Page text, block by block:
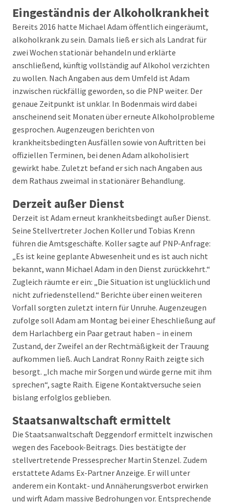
Eingeständnis der Alkoholkrankheit
Bereits 2016 hatte Michael Adam öffentlich eingeräumt,
alkoholkrank zu sein. Damals ließ er sich als Landrat für
zwei Wochen stationär behandeln und erklärte
anschließend, künftig vollständig auf Alkohol verzichten
zu wollen. Nach Angaben aus dem Umfeld ist Adam
inzwischen rückfällig geworden, so die PNP weiter. Der
genaue Zeitpunkt ist unklar. In Bodenmais wird dabei
anscheinend seit Monaten über erneute Alkoholprobleme
gesprochen. Augenzeugen berichten von
krankheitsbedingten Ausfällen sowie von Auftritten bei
offiziellen Terminen, bei denen Adam alkoholisiert
gewirkt habe. Zuletzt befand er sich nach Angaben aus
dem Rathaus zweimal in stationärer Behandlung.
Derzeit außer Dienst
Derzeit ist Adam erneut krankheitsbedingt außer Dienst.
Seine Stellvertreter Jochen Koller und Tobias Krenn
führen die Amtsgeschäfte. Koller sagte auf PNP-Anfrage:
„Es ist keine geplante Abwesenheit und es ist auch nicht
bekannt, wann Michael Adam in den Dienst zurückkehrt.“
Zugleich räumte er ein: „Die Situation ist unglücklich und
nicht zufriedenstellend.“ Berichte über einen weiteren
Vorfall sorgten zuletzt intern für Unruhe. Augenzeugen
zufolge soll Adam am Montag bei einer Eheschließung auf
dem Harlachberg ein Paar getraut haben – in einem
Zustand, der Zweifel an der Rechtmäßigkeit der Trauung
aufkommen ließ. Auch Landrat Ronny Raith zeigte sich
besorgt. „Ich mache mir Sorgen und würde gerne mit ihm
sprechen“, sagte Raith. Eigene Kontaktversuche seien
bislang erfolglos geblieben.
Staatsanwaltschaft ermittelt
Die Staatsanwaltschaft Deggendorf ermittelt inzwischen
wegen des Facebook-Beitrags. Dies bestätigte der
stellvertretende Pressesprecher Martin Stenzel. Zudem
erstattete Adams Ex-Partner Anzeige. Er will unter
anderem ein Kontakt- und Annäherungsverbot erwirken
und wirft Adam massive Bedrohungen vor. Entsprechende